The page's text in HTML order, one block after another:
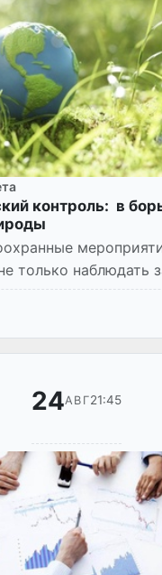
контроль: в
только наблюдать
среды, но
нарушения требований
в области
24АВГ21:45